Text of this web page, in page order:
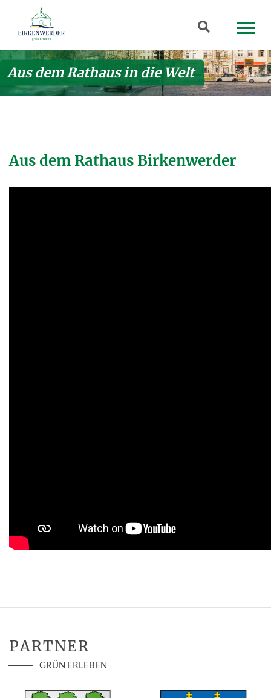
Zum Hauptinhalt springen
Suchbegriff
Aus dem Rathaus in die Welt
Aus dem Rathaus Birkenwerder
PARTNER
GRÜN ERLEBEN